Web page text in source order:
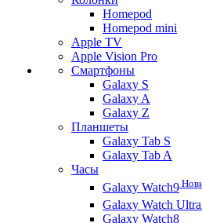
Homepod
Homepod mini
Apple TV
Apple Vision Pro
Смартфоны
Galaxy S
Galaxy A
Galaxy Z
Планшеты
Galaxy Tab S
Galaxy Tab A
Часы
Galaxy Watch9
Galaxy Watch
Galaxy Watch8